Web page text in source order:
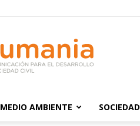
MEDIO AMBIENTE SOCIEDAD